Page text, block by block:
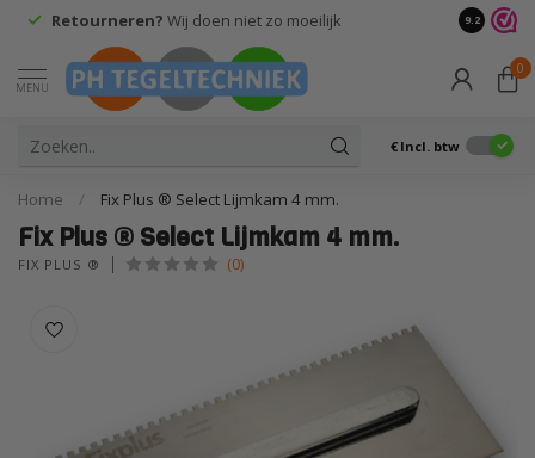
Retourneren? Wij doen niet zo moeilijk 9.2
MENU
0
€ Incl. btw
Home / Fix Plus ® Select Lijmkam 4 mm.
Fix Plus ® Select Lijmkam 4 mm.
FIX PLUS ® (0)